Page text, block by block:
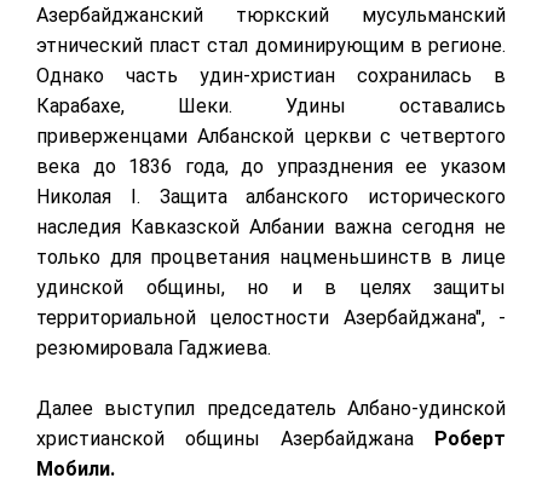
Азербайджанский тюркский мусульманский
этнический пласт стал доминирующим в регионе.
Однако часть удин-христиан сохранилась в
Карабахе, Шеки. Удины оставались
приверженцами Албанской церкви с четвертого
века до 1836 года, до упразднения ее указом
Николая I. Защита албанского исторического
наследия Кавказской Албании важна сегодня не
только для процветания нацменьшинств в лице
удинской общины, но и в целях защиты
территориальной целостности Азербайджана", -
резюмировала Гаджиева.
Далее выступил председатель Албано-удинской
христианской общины Азербайджана Роберт
Мобили.